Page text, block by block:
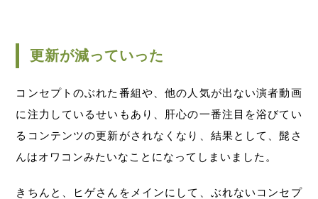
更新が減っていった
コンセプトのぶれた番組や、他の人気が出ない演者動画
に注力しているせいもあり、肝心の一番注目を浴びてい
るコンテンツの更新がされなくなり、結果として、髭さ
んはオワコンみたいなことになってしまいました。
きちんと、ヒゲさんをメインにして、ぶれないコンセプ